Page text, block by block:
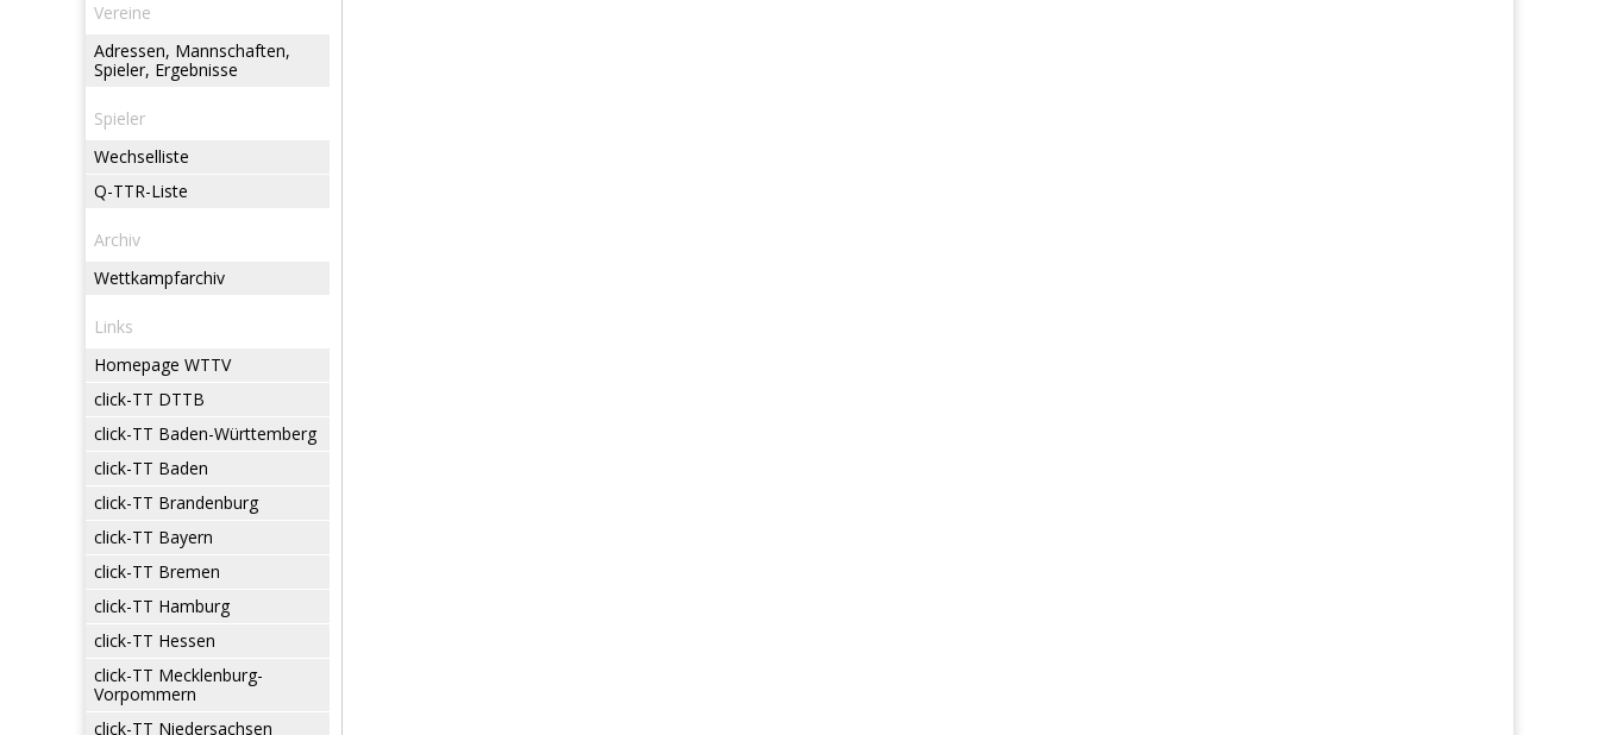
Vereine
Adressen, Mannschaften,
Spieler, Ergebnisse
Spieler
Wechselliste
Q-TTR-Liste
Archiv
Wettkampfarchiv
Links
Homepage WTTV
click-TT DTTB
click-TT Baden-Württemberg
click-TT Baden
click-TT Brandenburg
click-TT Bayern
click-TT Bremen
click-TT Hamburg
click-TT Hessen
click-TT Mecklenburg-
Vorpommern
click-TT Niedersachsen